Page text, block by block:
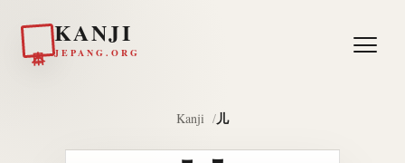
KANJI
JEPANG.ORG
Kanji 儿